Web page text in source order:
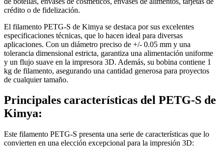
crédito o de fidelización.
El filamento PETG-S de Kimya se destaca por sus excelentes
especificaciones técnicas, que lo hacen ideal para diversas
aplicaciones. Con un diámetro preciso de +/- 0.05 mm y una
tolerancia dimensional estricta, garantiza una alimentación uniforme
y un flujo suave en la impresora 3D. Además, su bobina contiene 1
kg de filamento, asegurando una cantidad generosa para proyectos
de cualquier tamaño.
Principales características del PETG-S de
Kimya:
Este filamento PETG-S presenta una serie de características que lo
convierten en una elección excepcional para la impresión 3D: